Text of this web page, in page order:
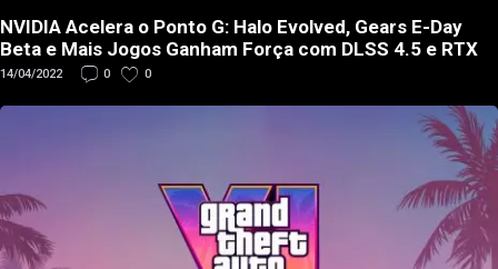
NVIDIA Acelera o Ponto G: Halo Evolved, Gears E-Day
Beta e Mais Jogos Ganham Força com DLSS 4.5 e RTX
14/04/2022 0 0